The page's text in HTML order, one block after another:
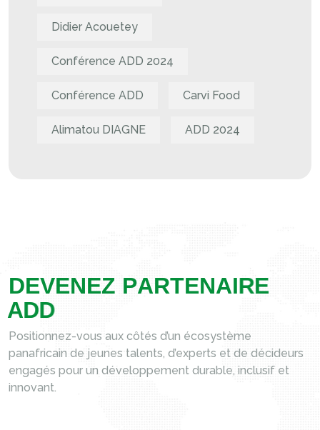
Didier Acouetey
Conférence ADD 2024
Conférence ADD Carvi Food
Alimatou DIAGNE ADD 2024
DEVENEZ PARTENAIRE
ADD
Positionnez-vous aux côtés d’un écosystème
panafricain de jeunes talents, d’experts et de décideurs
engagés pour un développement durable, inclusif et
innovant.